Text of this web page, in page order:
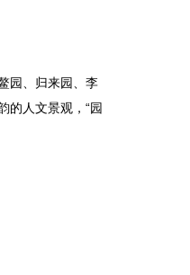
园、归来园、李
的人文景观，“园